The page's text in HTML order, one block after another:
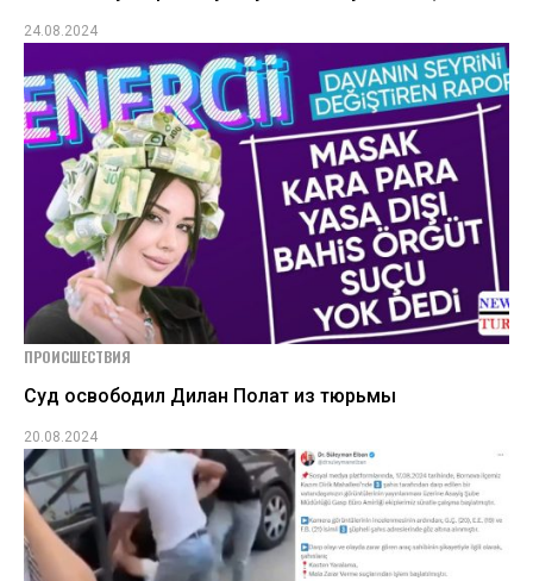
24.08.2024
ПРОИСШЕСТВИЯ
Суд освободил Дилан Полат из тюрьмы
20.08.2024